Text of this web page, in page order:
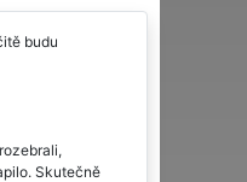
budu
Skutečně